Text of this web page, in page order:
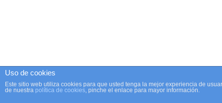
Uso de cookies
Este sitio web utiliza cookies para que usted tenga la mejor experiencia de
de nuestra política de cookies, pinche el enlace para mayor información.